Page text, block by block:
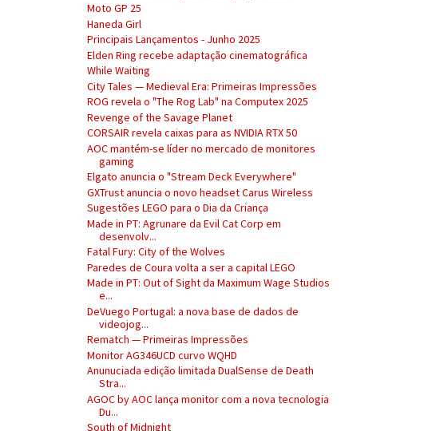
Moto GP 25
Haneda Girl
Principais Lançamentos - Junho 2025
Elden Ring recebe adaptação cinematográfica
While Waiting
City Tales — Medieval Era: Primeiras Impressões
ROG revela o "The Rog Lab" na Computex 2025
Revenge of the Savage Planet
CORSAIR revela caixas para as NVIDIA RTX 50
AOC mantém-se líder no mercado de monitores
gaming
Elgato anuncia o "Stream Deck Everywhere"
GXTrust anuncia o novo headset Carus Wireless
Sugestões LEGO para o Dia da Criança
Made in PT: Agrunare da Evil Cat Corp em
desenvolv...
Fatal Fury: City of the Wolves
Paredes de Coura volta a ser a capital LEGO
Made in PT: Out of Sight da Maximum Wage Studios
e...
DeVuego Portugal: a nova base de dados de
videojog...
Rematch — Primeiras Impressões
Monitor AG346UCD curvo WQHD
Anunuciada edição limitada DualSense de Death
Stra...
AGOC by AOC lança monitor com a nova tecnologia
Du...
South of Midnight